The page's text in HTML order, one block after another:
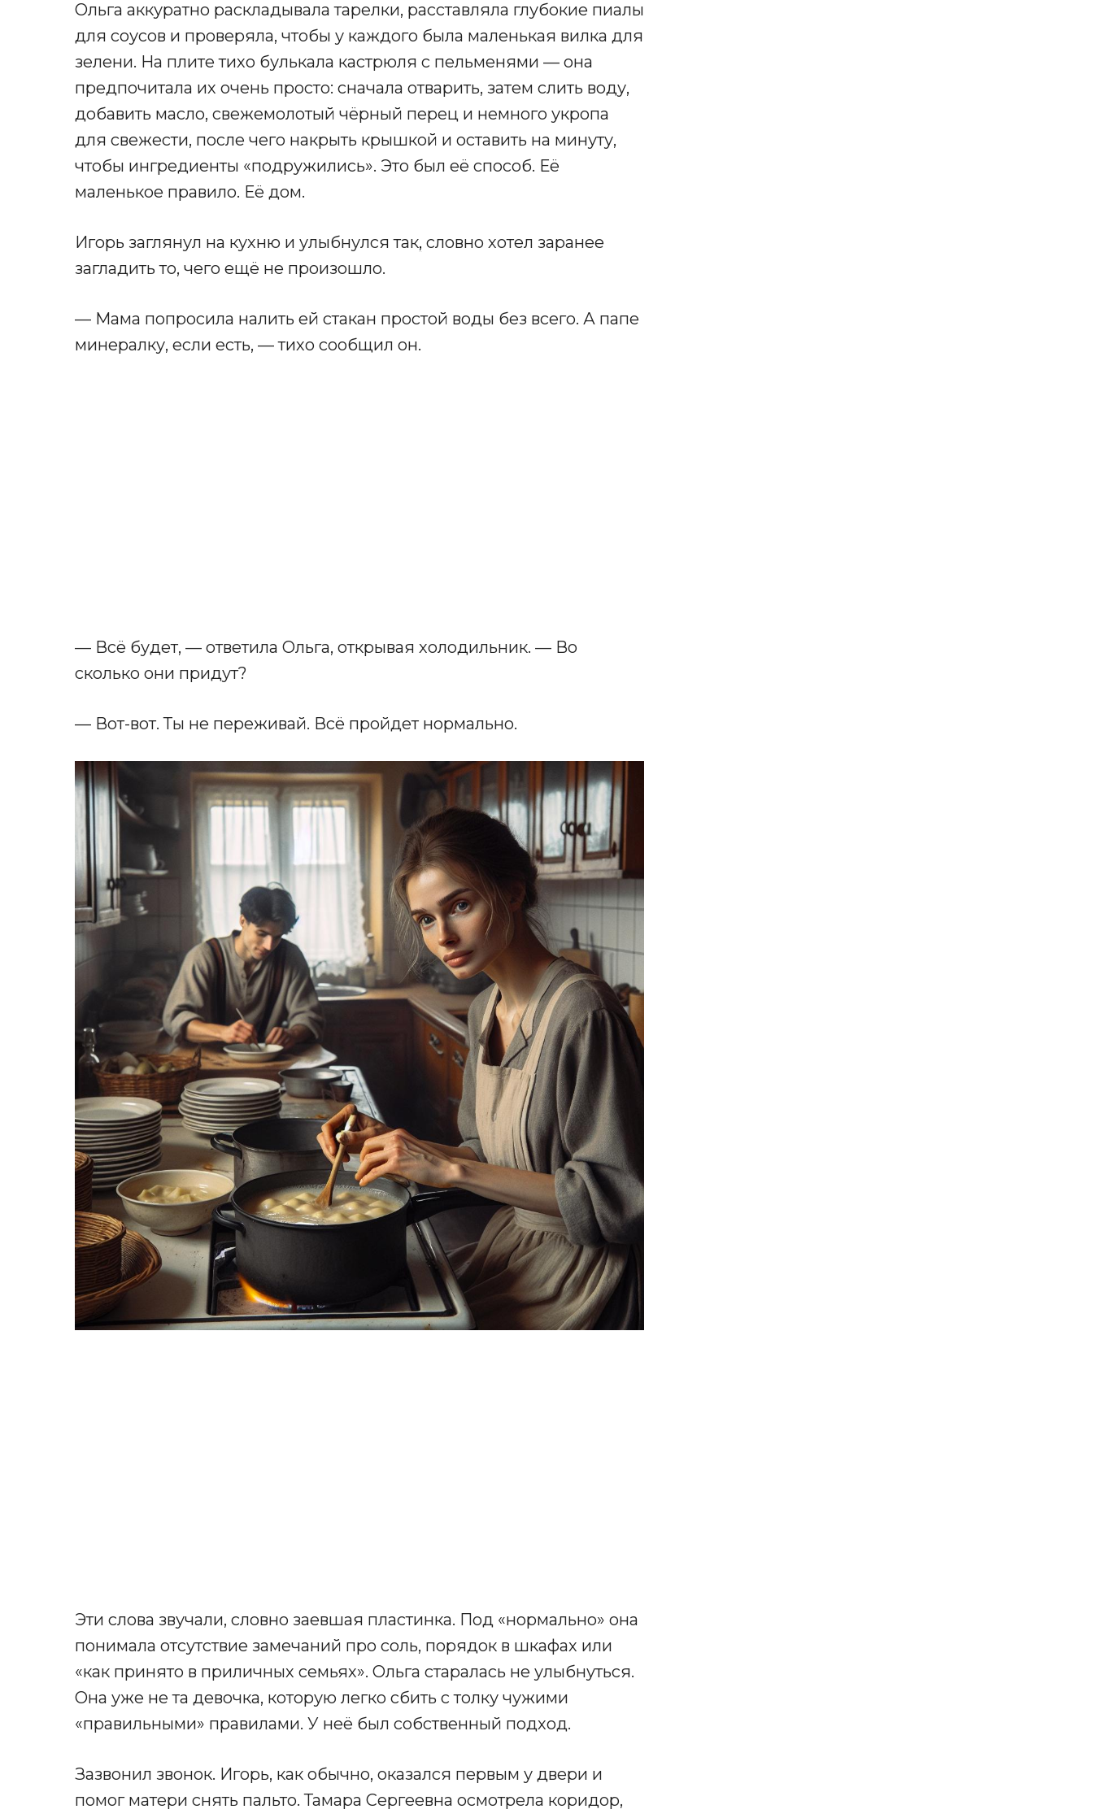
Ольга аккуратно раскладывала тарелки, расставляла глубокие пиалы
для соусов и проверяла, чтобы у каждого была маленькая вилка для
зелени. На плите тихо булькала кастрюля с пельменями — она
предпочитала их очень просто: сначала отварить, затем слить воду,
добавить масло, свежемолотый чёрный перец и немного укропа
для свежести, после чего накрыть крышкой и оставить на минуту,
чтобы ингредиенты «подружились». Это был её способ. Её
маленькое правило. Её дом.
Игорь заглянул на кухню и улыбнулся так, словно хотел заранее
загладить то, чего ещё не произошло.
— Мама попросила налить ей стакан простой воды без всего. А папе
минералку, если есть, — тихо сообщил он.
— Всё будет, — ответила Ольга, открывая холодильник. — Во
сколько они придут?
— Вот-вот. Ты не переживай. Всё пройдет нормально.
Эти слова звучали, словно заевшая пластинка. Под «нормально» она
понимала отсутствие замечаний про соль, порядок в шкафах или
«как принято в приличных семьях». Ольга старалась не улыбнуться.
Она уже не та девочка, которую легко сбить с толку чужими
«правильными» правилами. У неё был собственный подход.
Зазвонил звонок. Игорь, как обычно, оказался первым у двери и
помог матери снять пальто. Тамара Сергеевна осмотрела коридор,